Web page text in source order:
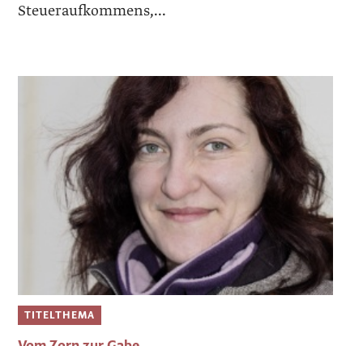
Steueraufkommens,...
TITELTHEMA